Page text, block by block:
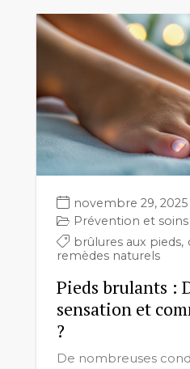
novembre 29, 2025
Prévention et
brûlures aux pieds,
remèdes naturels
Pieds brulants :
sensation et
?
De nombreuses